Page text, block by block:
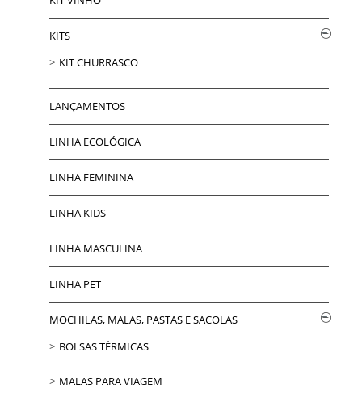
KITS
KIT CHURRASCO
LANÇAMENTOS
LINHA ECOLÓGICA
LINHA FEMININA
LINHA KIDS
LINHA MASCULINA
LINHA PET
MOCHILAS, MALAS, PASTAS E SACOLAS
BOLSAS TÉRMICAS
MALAS PARA VIAGEM